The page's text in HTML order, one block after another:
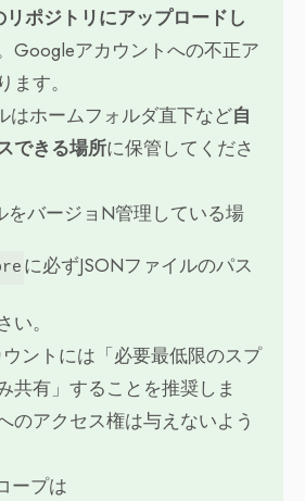
ポジトリにアップロードし
Googleアカウントへの不正ア
ます。
はホームフォルダ直下など自
できる場所に保管してくださ
をバージョN管理している場
に必ずJSONファイルのパス
い。
ントには「必要最低限のスプ
共有」することを推奨しま
のアクセス権は与えないよう
ープは